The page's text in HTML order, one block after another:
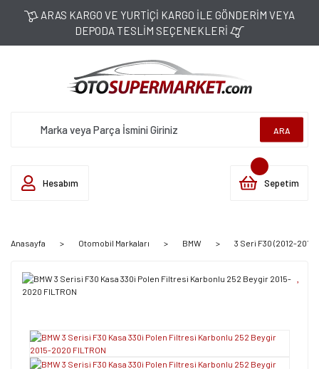
ARAS KARGO VE YURTİÇİ KARGO İLE GÖNDERİM VEYA
DEPODA TESLİM SEÇENEKLERİ
ARA
Hesabım Sepetim
Anasayfa Otomobil Markaları BMW 3 Seri F30 (2012-2019)